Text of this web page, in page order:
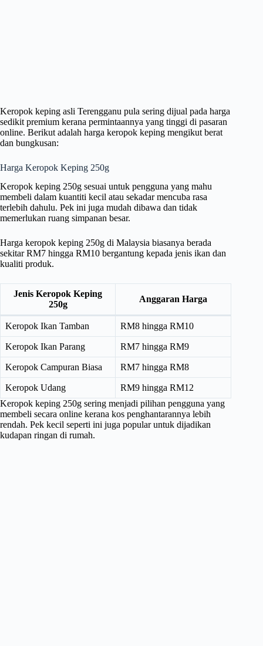
Keropok keping asli Terengganu pula sering dijual pada harga
sedikit premium kerana permintaannya yang tinggi di pasaran
online. Berikut adalah harga keropok keping mengikut berat
dan bungkusan:
Harga Keropok Keping 250g
Keropok keping 250g sesuai untuk pengguna yang mahu
membeli dalam kuantiti kecil atau sekadar mencuba rasa
terlebih dahulu. Pek ini juga mudah dibawa dan tidak
memerlukan ruang simpanan besar.
Harga keropok keping 250g di Malaysia biasanya berada
sekitar RM7 hingga RM10 bergantung kepada jenis ikan dan
kualiti produk.
Jenis Keropok Keping
250g
Anggaran Harga
Keropok Ikan Tamban RM8 hingga RM10
Keropok Ikan Parang RM7 hingga RM9
Keropok Campuran Biasa RM7 hingga RM8
Keropok Udang
RM9 hingga RM12
Keropok keping 250g sering menjadi pilihan pengguna yang
membeli secara online kerana kos penghantarannya lebih
rendah. Pek kecil seperti ini juga popular untuk dijadikan
kudapan ringan di rumah.